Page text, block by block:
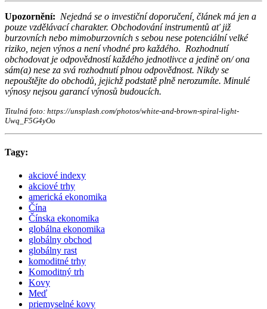
Upozornění: Nejedná se o investiční doporučení, článek má jen a
pouze vzdělávací charakter. Obchodování instrumentů ať již
burzovních nebo mimoburzovních s sebou nese potenciální velké
riziko, nejen výnos a není vhodné pro každého. Rozhodnutí
obchodovat je odpovědností každého jednotlivce a jedině on/ ona
sám(a) nese za svá rozhodnutí plnou odpovědnost. Nikdy se
nepouštějte do obchodů, jejichž podstatě plně nerozumíte. Minulé
výnosy nejsou garancí výnosů budoucích.
Titulná foto: https://unsplash.com/photos/white-and-brown-spiral-light-
Uwq_F5G4yOo
Tagy:
akciové indexy
akciové trhy
americká ekonomika
Čína
Čínska ekonomika
globálna ekonomika
globálny obchod
globálny rast
komoditné trhy
Komoditný trh
Kovy
Meď
priemyselné kovy